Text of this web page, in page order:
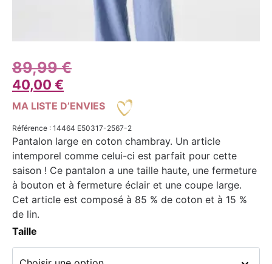
89,99€
40,00 €
MA LISTE D’ENVIES
Référence : 14464 E50317-2567-2
Pantalon large en coton chambray. Un article
intemporel comme celui-ci est parfait pour cette
saison ! Ce pantalon a une taille haute, une fermeture
à bouton et à fermeture éclair et une coupe large.
Cet article est composé à 85 % de coton et à 15 %
de lin.
Taille